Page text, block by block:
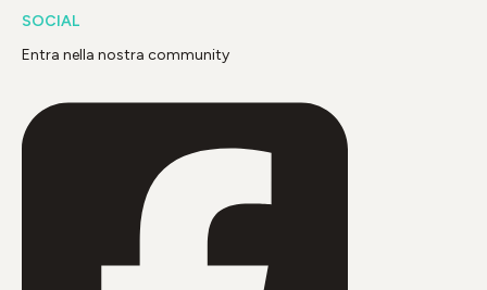
SOCIAL
Entra nella nostra community